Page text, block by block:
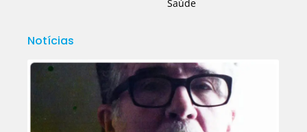
Saúde
Notícias